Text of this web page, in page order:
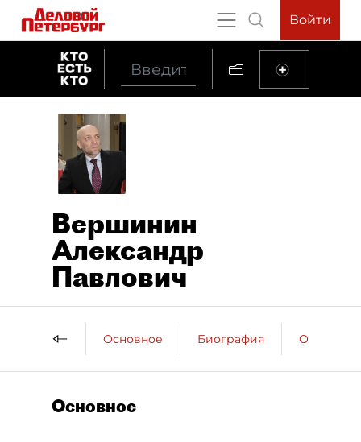
Войти
Вершинин
Александр
Павлович
Основное Биография
Основное